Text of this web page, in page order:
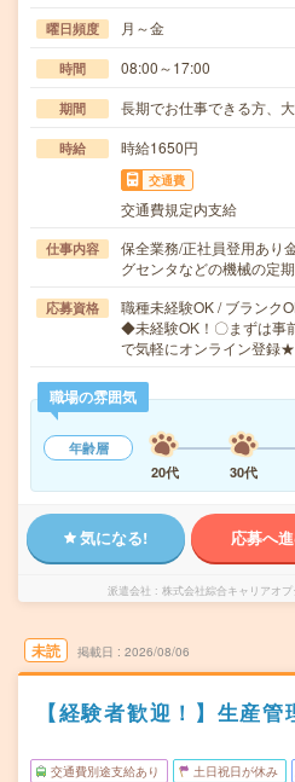
曜日頻度 月～金
時間 08:00～17:00
期間 長期でお仕事できる方、大
時給 時給1650円
交通費
交通費規定内支給
仕事内容
保全業務/正社員登用あり
グセンタなどの機械の定
応募資格
職種未経験OK / ブランク
◆未経験OK！〇まずは事
で気軽にオンライン登録
職場の雰囲気
年齢層
20代
30代
気になる! 応募へ
派遣会社 株式会社綜合キャリアオ
未読 掲載日 2026/08/06
【経験者歓迎！】生産
交通費別途支給あり 土日祝日が休み